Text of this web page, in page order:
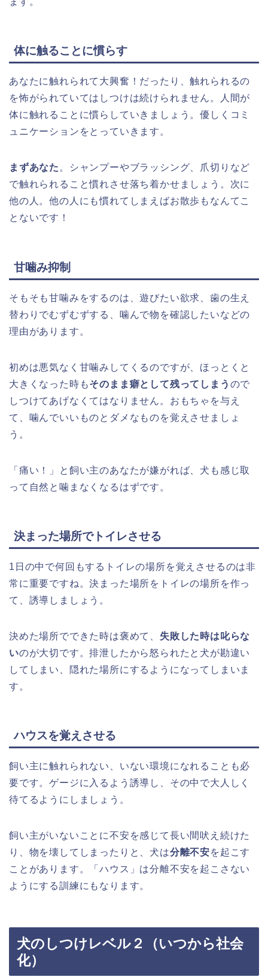
体に触ることに慣らす
あなたに触れられて大興奮！だったり、触れられるの
を怖がられていてはしつけは続けられません。人間が
体に触れることに慣らしていきましょう。優しくコミ
ュニケーションをとっていきます。
まずあなた 。シャンプーやブラッシング、爪切りなど
で触れられること慣れさせ落ち着かせましょう。次に
他の人。他の人にも慣れてしまえばお散歩もなんてこ
とないです！
甘噛み抑制
そもそも甘噛みをするのは、遊びたい欲求、歯の生え
替わりでむずむずする、噛んで物を確認したいなどの
理由があります。
初めは悪気なく甘噛みしてくるのですが、ほっとくと
大きくなった時もそのまま癖として残ってしまう ので
しつけてあげなくてはなりません。おもちゃを与え
て、噛んでいいものとダメなものを覚えさせましょ
う。
「痛い！」と飼い主のあなたが嫌がれば、犬も感じ取
って自然と噛まなくなるはずです。
決まった場所でトイレさせる
1日の中で何回もするトイレの場所を覚えさせるのは非
常に重要ですね。決まった場所をトイレの場所を作っ
て、誘導しましょう。
決めた場所でできた時は褒めて、 失敗した時は叱らな
いのが大切です。排泄したから怒られたと犬が勘違い
してしまい、隠れた場所にするようになってしまいま
す。
ハウスを覚えさせる
飼い主に触れられない、いない環境になれることも必
要です。ゲージに入るよう誘導し、その中で大人しく
待てるようにしましょう。
飼い主がいないことに不安を感じて長い間吠え続けた
り、物を壊してしまったりと、犬は分離不安を起こす
ことがあります。「ハウス」は分離不安を起こさない
ようにする訓練にもなります。
犬のしつけレベル２（いつから社会
化）